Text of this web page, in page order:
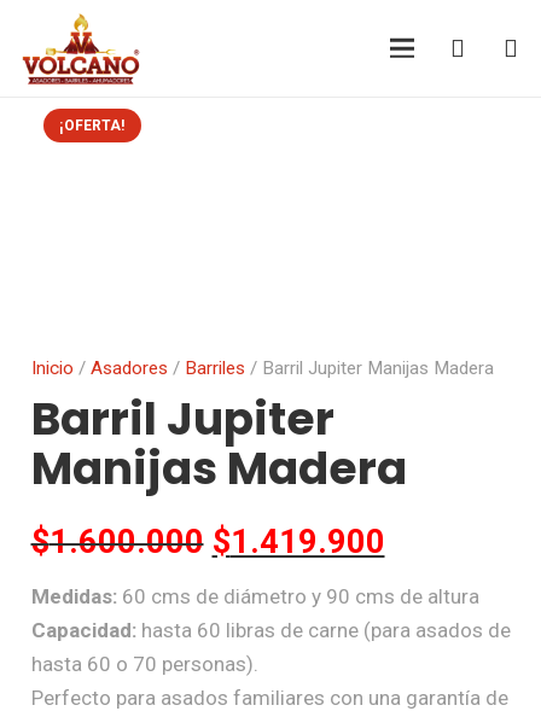
¡OFERTA!
Inicio / Asadores / Barriles / Barril Jupiter Manijas Madera
Barril Jupiter
Manijas Madera
$1.600.000 El
original
era:
$1.600.000.
$1.419.900
actual
es:
Medidas: 60 cms de diámetro y 90 cms de altura
Capacidad: hasta 60 libras de carne (para asados de
hasta 60 o 70 personas).
Perfecto para asados familiares con una garantía de